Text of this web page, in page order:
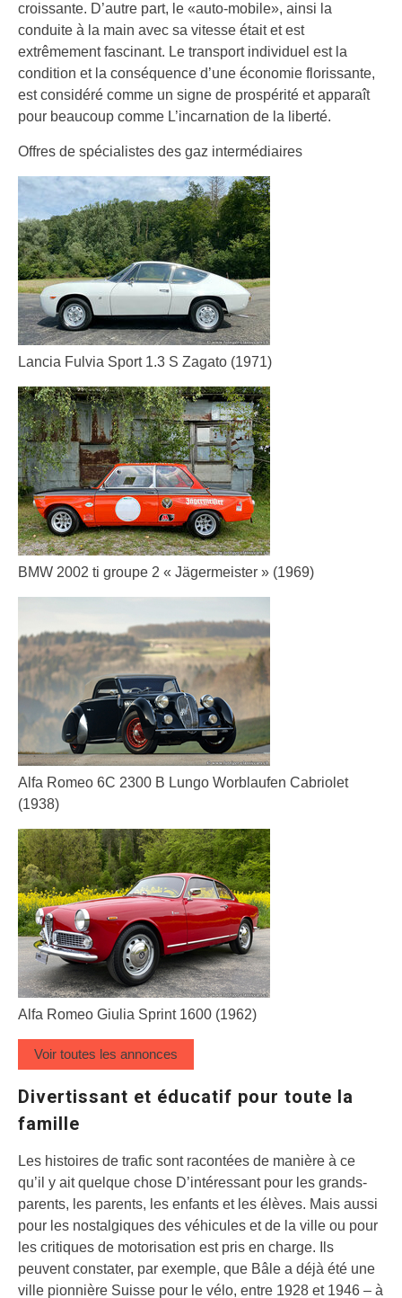
croissante. D’autre part, le «auto-mobile», ainsi la
conduite à la main avec sa vitesse était et est
extrêmement fascinant. Le transport individuel est la
condition et la conséquence d’une économie florissante,
est considéré comme un signe de prospérité et apparaît
pour beaucoup comme L’incarnation de la liberté.
Offres de spécialistes des gaz intermédiaires
Lancia Fulvia Sport 1.3 S Zagato (1971)
BMW 2002 ti groupe 2 « Jägermeister » (1969)
Alfa Romeo 6C 2300 B Lungo Worblaufen Cabriolet
(1938)
Alfa Romeo Giulia Sprint 1600 (1962)
Voir toutes les annonces
Divertissant et éducatif pour toute la
famille
Les histoires de trafic sont racontées de manière à ce
qu’il y ait quelque chose D’intéressant pour les grands-
parents, les parents, les enfants et les élèves. Mais aussi
pour les nostalgiques des véhicules et de la ville ou pour
les critiques de motorisation est pris en charge. Ils
peuvent constater, par exemple, que Bâle a déjà été une
ville pionnière Suisse pour le vélo, entre 1928 et 1946 – à